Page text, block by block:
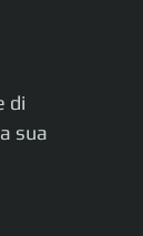
di
sua